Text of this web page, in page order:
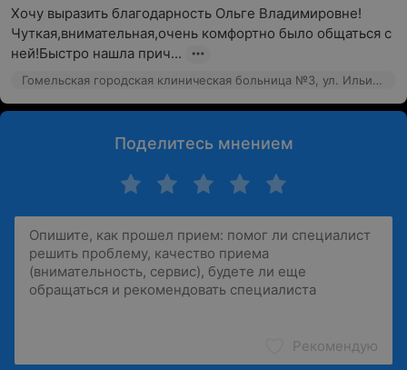
Хочу выразить благодарность Ольге Владимировне!
Чуткая,внимательная,очень комфортно было общаться с
ней!Быстро нашла прич...
Гомельская городская клиническая больница №3, ул. Ильича, 286
Поделитесь мнением
Рекомендую